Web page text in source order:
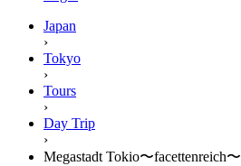
Japan
›
Tokyo
›
Tours
›
Day Trip
›
Megastadt Tokio〜facettenreich〜